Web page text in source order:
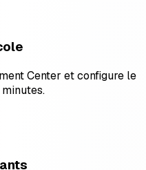
Center et configure le